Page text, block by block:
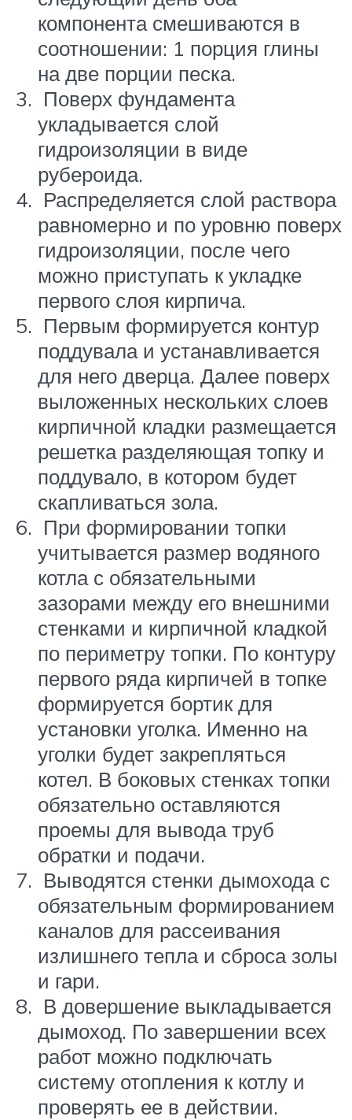
компонента смешиваются в
соотношении: 1 порция глины
на две порции песка.
Поверх фундамента
укладывается слой
гидроизоляции в виде
рубероида.
Распределяется слой раствора
равномерно и по уровню поверх
гидроизоляции, после чего
можно приступать к укладке
первого слоя кирпича.
Первым формируется контур
поддувала и устанавливается
для него дверца. Далее поверх
выложенных нескольких слоев
кирпичной кладки размещается
решетка разделяющая топку и
поддувало, в котором будет
скапливаться зола.
При формировании топки
учитывается размер водяного
котла с обязательными
зазорами между его внешними
стенками и кирпичной кладкой
по периметру топки. По контуру
первого ряда кирпичей в топке
формируется бортик для
установки уголка. Именно на
уголки будет закрепляться
котел. В боковых стенках топки
обязательно оставляются
проемы для вывода труб
обратки и подачи.
Выводятся стенки дымохода с
обязательным формированием
каналов для рассеивания
излишнего тепла и сброса золы
и гари.
В довершение выкладывается
дымоход. По завершении всех
работ можно подключать
систему отопления к котлу и
проверять ее в действии.